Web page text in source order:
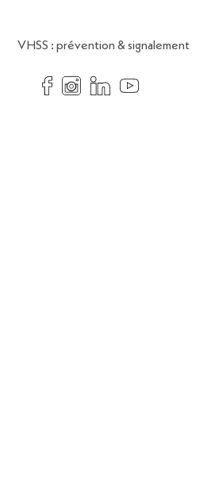
VHSS : prévention & signalement